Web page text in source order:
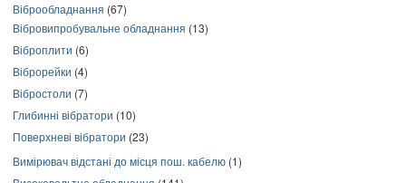
Віброобладнання (67)
Вібровипробувальне обладнання (13)
Віброплити (6)
Віброрейки (4)
Вібростоли (7)
Глибинні вібратори (10)
Поверхневі вібратори (23)
Вимірювач відстані до місця пош. кабелю (1)